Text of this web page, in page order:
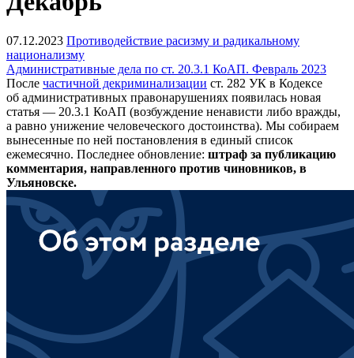
07.12.2023 Противодействие расизму и радикальному
национализму
Административные дела по ст. 20.3.1 КоАП. Февраль 2023
После частичной декриминализации ст. 282 УК в Кодексе
об административных правонарушениях появилась новая
статья — 20.3.1 КоАП (возбуждение ненависти либо вражды,
а равно унижение человеческого достоинства). Мы собираем
вынесенные по ней постановления в единый список
ежемесячно. Последнее обновление: штраф за публикацию
комментария, направленного против чиновников, в
Ульяновске.